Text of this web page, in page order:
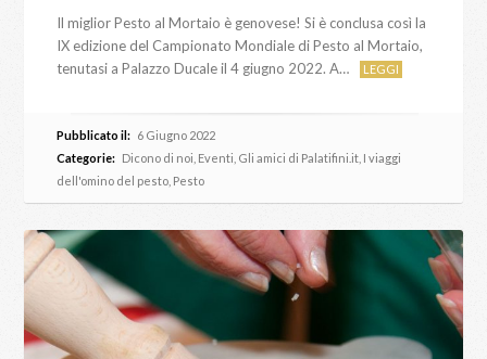
Il miglior Pesto al Mortaio è genovese! Si è conclusa così la
IX edizione del Campionato Mondiale di Pesto al Mortaio,
tenutasi a Palazzo Ducale il 4 giugno 2022. A…
LEGGI
Pubblicato il: 6 Giugno 2022
Categorie: Dicono di noi Eventi Gli amici di Palatifini.it I viaggi
dell'omino del pesto Pesto